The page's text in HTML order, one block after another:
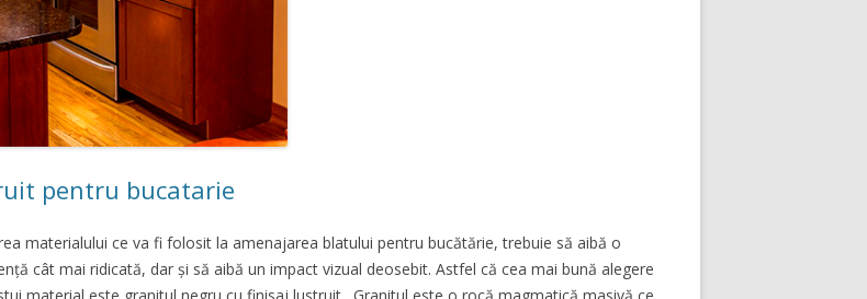
pentru bucatarie
materialului ce va fi folosit la amenajarea blatului pentru bucătărie, trebuie să aibă o
cât mai ridicată, dar și să aibă un impact vizual deosebit. Astfel că cea mai bună alegere